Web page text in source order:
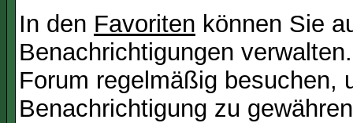
In den Favoriten können Sie
Benachrichtigungen
Forum regelmäßig besuchen,
Benachrichtigung zu